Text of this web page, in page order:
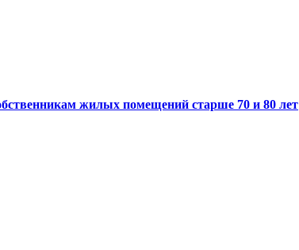
жилых помещений старше 70 и 80 лет